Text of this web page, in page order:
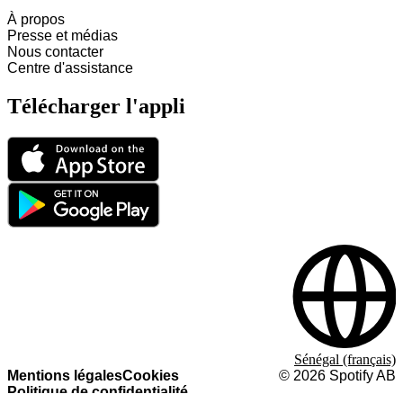
À propos
Presse et médias
Nous contacter
Centre d'assistance
Télécharger l'appli
Mentions légalesCookies
Politique de confidentialité
© 2026 Spotify AB
Sénégal (français)